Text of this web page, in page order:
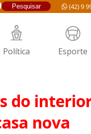
(42) 9
Política Esporte
do
nova